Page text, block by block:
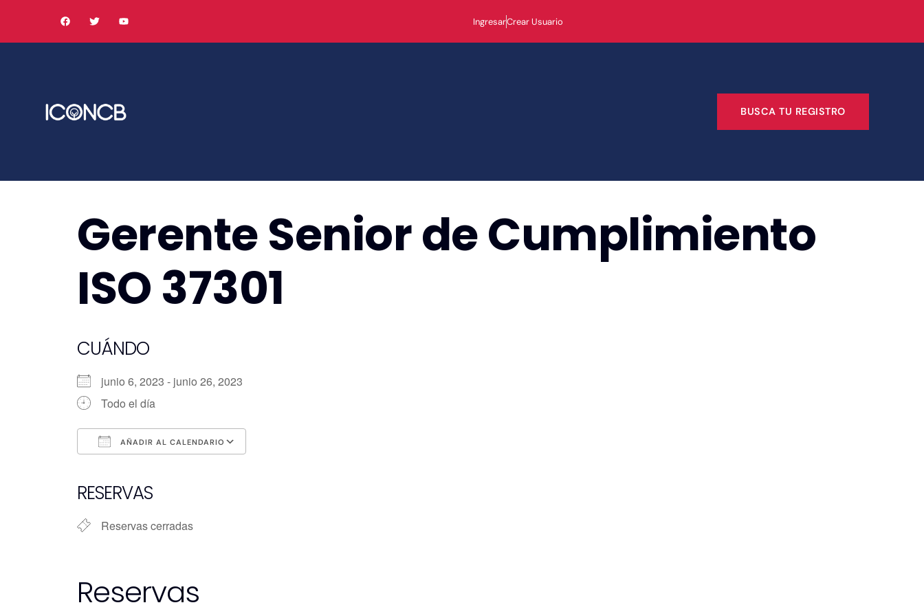
IngresarCrear Usuario
BUSCA TU REGISTRO
Gerente Senior de Cumplimiento
ISO 37301
CUÁNDO
junio 6, 2023 - junio 26, 2023
Todo el día
AÑADIR AL CALENDARIO
RESERVAS
Reservas cerradas
Reservas